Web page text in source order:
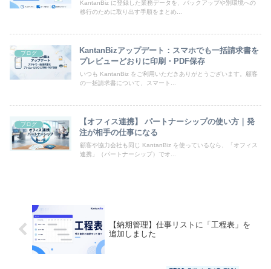
KantanBiz に登録した業務データを、バックアップや別環境への
移行のために取り出す手順をまとめ...
ブログ
KantanBizアップデート：スマホでも一括請求書を
プレビューどおりに印刷・PDF保存
いつも KantanBiz をご利用いただきありがとうございます。顧客
の一括請求書について、スマート...
ブログ
【オフィス連携】 パートナーシップの使い方｜発
注が相手の仕事になる
顧客や協力会社も同じ KantanBiz を使っているなら、「オフィス
連携」（パートナーシップ）でオ...
【納期管理】仕事リストに「工程表」を
追加しました